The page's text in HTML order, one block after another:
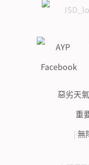
惡劣天
重
| 無